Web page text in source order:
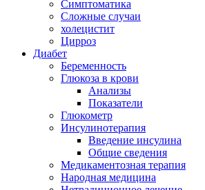
Симптоматика
Сложные случаи
холецистит
Цирроз
Диабет
Беременность
Глюкоза в крови
Анализы
Показатели
Глюкометр
Инсулинотерапия
Введение инсулина
Общие сведения
Медикаментозная терапия
Народная медицина